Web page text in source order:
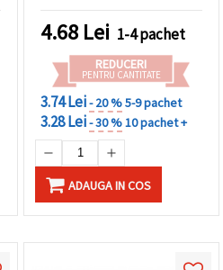
handmade - 50 bucăți
4.68 Lei 1-4 pachet
REDUCERI
PENTRU CANTITATE
3.74 Lei- 20 %5-9 pachet
3.28 Lei- 30 %10 pachet +
ADAUGA IN COS